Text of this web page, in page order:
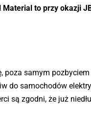
Material to przy okazji
poza samym
do samochodów
są zgodni, że już